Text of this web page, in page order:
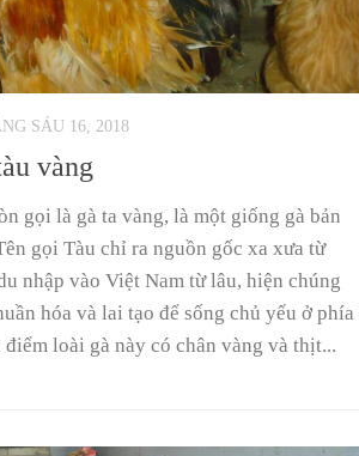
SÁU 16, 2018
vàng
gọi là gà ta vàng, là một giống gà bản
gọi Tàu chỉ ra nguồn gốc xa xưa từ
nhập vào Việt Nam từ lâu, hiện chúng
hóa và lai tạo để sống chủ yếu ở phía
loài gà này có chân vàng và thịt...